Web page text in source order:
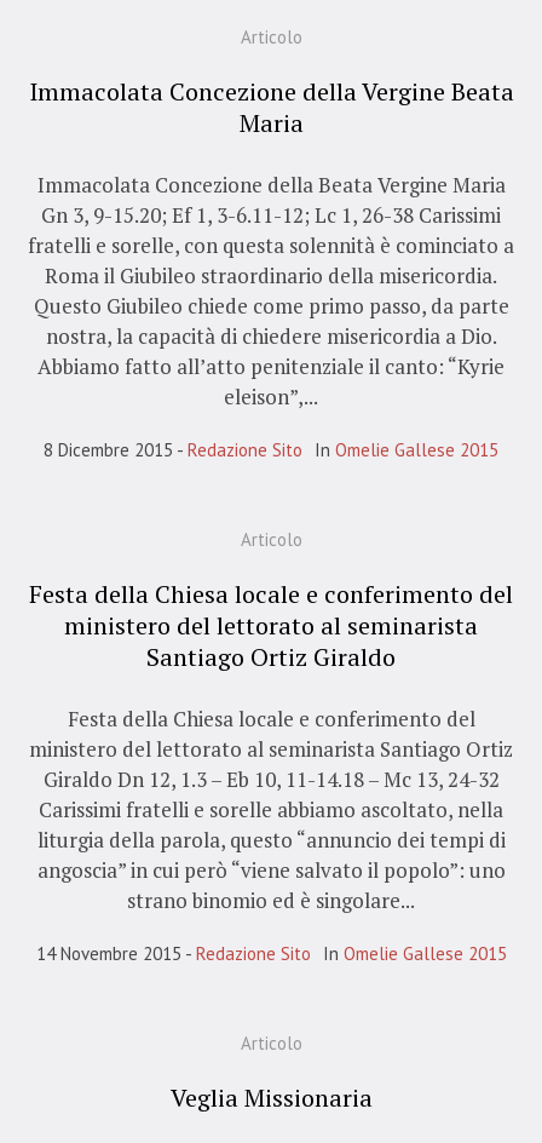
Articolo
Immacolata Concezione della Vergine Beata
Maria
Immacolata Concezione della Beata Vergine Maria
Gn 3, 9-15.20; Ef 1, 3-6.11-12; Lc 1, 26-38 Carissimi
fratelli e sorelle, con questa solennità è cominciato a
Roma il Giubileo straordinario della misericordia.
Questo Giubileo chiede come primo passo, da parte
nostra, la capacità di chiedere misericordia a Dio.
Abbiamo fatto all’atto penitenziale il canto: “Kyrie
eleison”,...
8 Dicembre 2015 Redazione Sito In Omelie Gallese 2015
Articolo
Festa della Chiesa locale e conferimento del
ministero del lettorato al seminarista
Santiago Ortiz Giraldo
Festa della Chiesa locale e conferimento del
ministero del lettorato al seminarista Santiago Ortiz
Giraldo Dn 12, 1.3 – Eb 10, 11-14.18 – Mc 13, 24-32
Carissimi fratelli e sorelle abbiamo ascoltato, nella
liturgia della parola, questo “annuncio dei tempi di
angoscia” in cui però “viene salvato il popolo”: uno
strano binomio ed è singolare...
14 Novembre 2015 Redazione Sito In Omelie Gallese 2015
Articolo
Veglia Missionaria